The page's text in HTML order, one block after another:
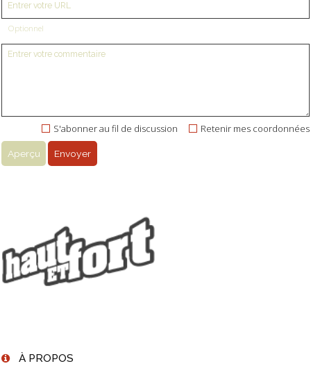
Optionnel
Retenir mes coordonnées
S'abonner au fil de discussion
À PROPOS